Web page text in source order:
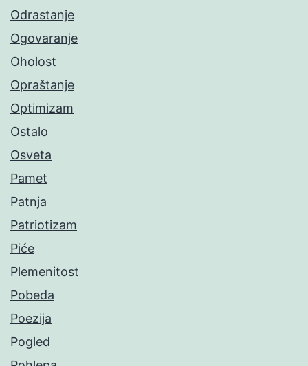
Odrastanje
Ogovaranje
Oholost
Opraštanje
Optimizam
Ostalo
Osveta
Pamet
Patnja
Patriotizam
Piće
Plemenitost
Pobeda
Poezija
Pogled